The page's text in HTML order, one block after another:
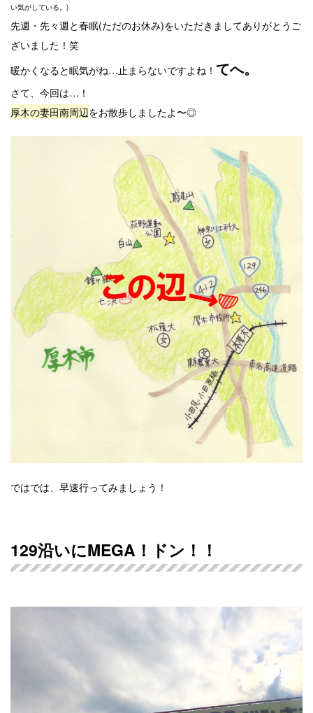
い気がしている。)
先週・先々週と春眠(ただのお休み)をいただきましてありがとうご
ざいました！笑
暖かくなると眠気がね…止まらないですよね！ てへ。
さて、今回は…！
厚木の妻田南周辺をお散歩しましたよ〜◎
ではでは、早速行ってみましょう！
129沿いにMEGA！ドン！！